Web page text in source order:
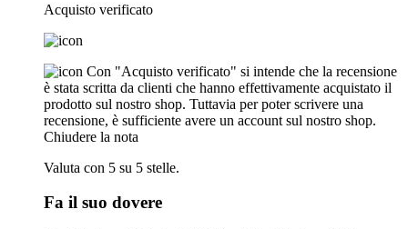
Acquisto verificato
Con "Acquisto verificato" si intende che la recensione
è stata scritta da clienti che hanno effettivamente acquistato il
prodotto sul nostro shop. Tuttavia per poter scrivere una
recensione, è sufficiente avere un account sul nostro shop.
Chiudere la nota
Valuta con 5 su 5 stelle.
Fa il suo dovere